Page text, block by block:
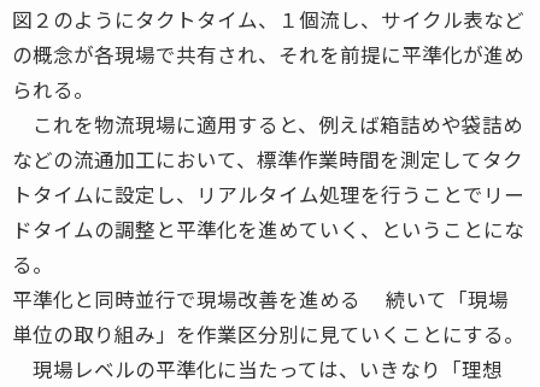
図２のようにタクトタイム、１個流し、サイクル表など
の概念が各現場で共有され、それを前提に平準化が進め
られる。
これを物流現場に適用すると、例えば箱詰めや袋詰め
などの流通加工において、標準作業時間を測定してタク
トタイムに設定し、リアルタイム処理を行うことでリー
ドタイムの調整と平準化を進めていく、ということにな
る。
平準化と同時並行で現場改善を進める 続いて「現場
単位の取り組み」を作業区分別に見ていくことにする。
現場レベルの平準化に当たっては、いきなり「理想